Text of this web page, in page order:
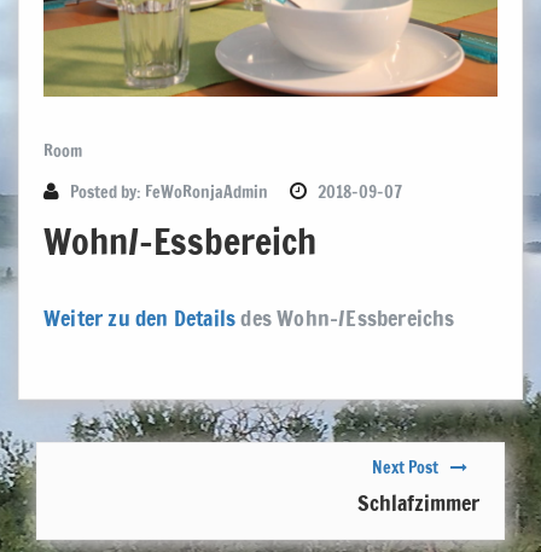
Room
Posted by: FeWoRonjaAdmin 2018-09-07
Wohn/-Essbereich
Weiter zu den Detailsdes Wohn-/Essbereichs
Next Post
Schlafzimmer